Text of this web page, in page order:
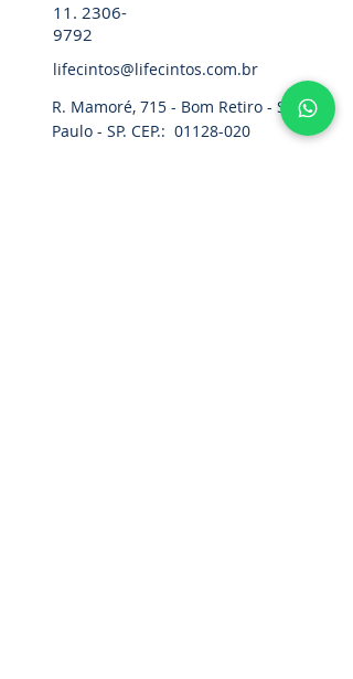
11. 2306-
9792
lifecintos@lifecintos.com.br
R. Mamoré, 715 - Bom Retiro - São
Paulo - SP. CEP.: 01128-020